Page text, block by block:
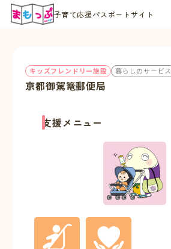
子育て応援パスポートサイト
キッズフレンドリー施設 暮らしのサービス
京都御駕篭郵便局
支援メニュー